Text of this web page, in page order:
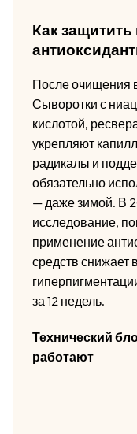
Как
После очищения
Сыворотки с
кислотой,
укрепляют
радикалы и
обязательно
— даже зимой. В
исследование,
применение
средств снижает
за 12 недель.
Технический
работают